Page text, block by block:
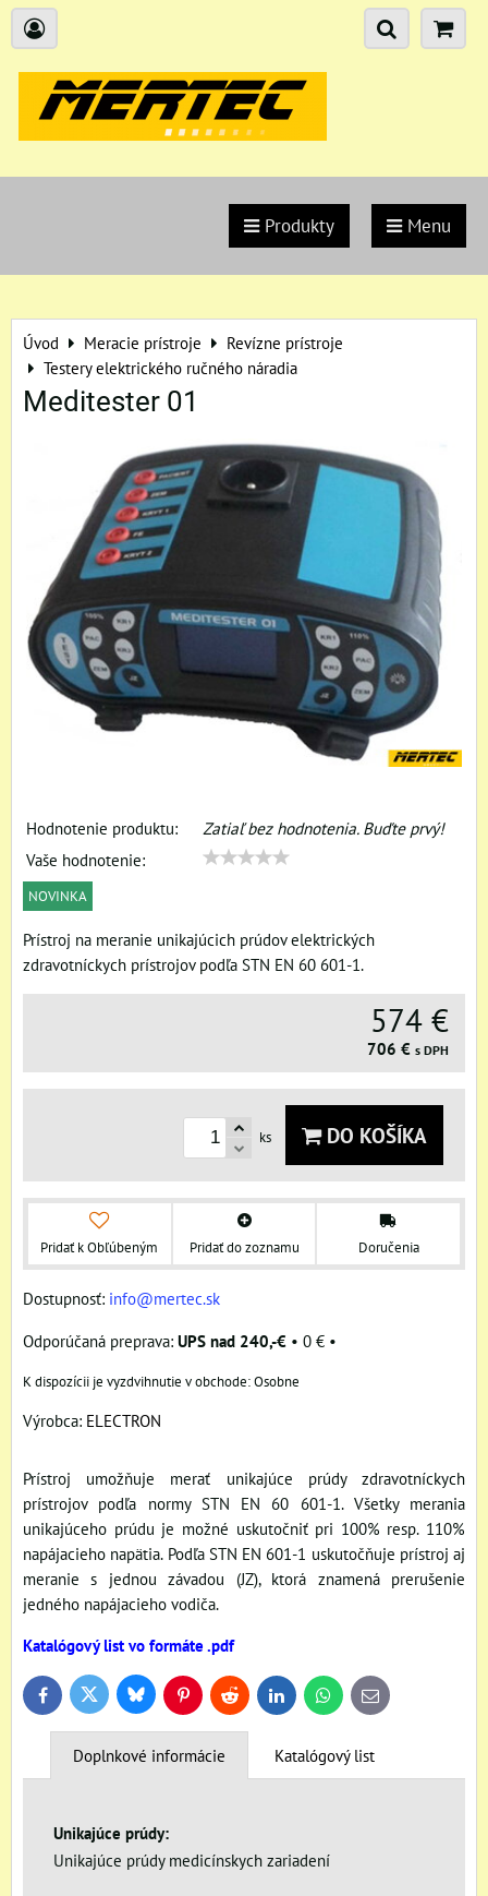
Produkty Menu
Úvod Meracie prístroje
Revízne prístroje
Testery elektrického ručného náradia
Meditester 01
Hodnotenie produktu:
Zatiaľ bez hodnotenia. Buďte prvý!
Vaše hodnotenie:
NOVINKA
Prístroj na meranie unikajúcich prúdov elektrických
zdravotníckych prístrojov podľa STN EN 60 601-1.
574 €
706 € s DPH
ks DO KOŠÍKA
Pridať k Obľúbeným Pridať do zoznamu Doručenia
Dostupnosť: info@mertec.sk
UPS nad 240,-€ • 0 € •
Osobne
Výrobca: ELECTRON
Prístroj umožňuje merať unikajúce prúdy zdravotníckych
prístrojov podľa normy STN EN 60 601-1. Všetky merania
unikajúceho prúdu je možné uskutočniť pri 100% resp. 110%
napájacieho napätia. Podľa STN EN 601-1 uskutočňuje prístroj aj
meranie s jednou závadou (JZ), ktorá znamená prerušenie
jedného napájacieho vodiča.
Katalógový list vo formáte .pdf
FacebookTwitter BlueskyPinterestReddit LinkedInWhatsApp
E-
mail
Doplnkové informácie Katalógový list
Unikajúce prúdy:
Unikajúce prúdy medicínskych zariadení